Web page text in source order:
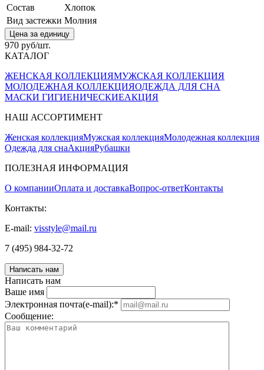
Состав
Хлопок
Вид застежки Молния
Цена за единицу
970 руб/шт.
КАТАЛОГ
ЖЕНСКАЯ КОЛЛЕКЦИЯМУЖСКАЯ КОЛЛЕКЦИЯ
МОЛОДЕЖНАЯ КОЛЛЕКЦИЯОДЕЖДА ДЛЯ СНА
МАСКИ ГИГИЕНИЧЕСКИЕАКЦИЯ
НАШ АССОРТИМЕНТ
Женская коллекцияМужская коллекцияМолодежная коллекция
Одежда для снаАкцияРубашки
ПОЛЕЗНАЯ ИНФОРМАЦИЯ
О компанииОплата и доставкаВопрос-ответКонтакты
Контакты:
E-mail: visstyle@mail.ru
7 (495) 984-32-72
Написать нам
Написать нам
Ваше имя
Электронная почта(e-mail):*
Соoбщение: